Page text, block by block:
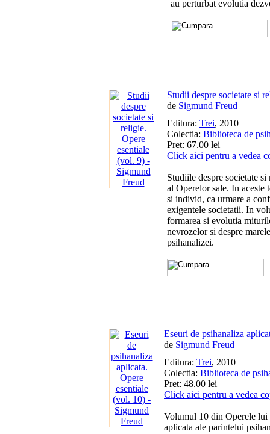
au perturbat evolutia
Studii despre societate si
de Sigmund Freud
Editura: Trei, 2010
Colectia: Biblioteca de
Pret: 67.00 lei
Click aici pentru a vedea
Studiile despre societate
al Operelor sale. In aceste
si individ, ca urmare a
exigentele societatii. In
formarea si evolutia
nevrozelor si despre
psihanalizei.
Eseuri de psihanaliza
de Sigmund Freud
Editura: Trei, 2010
Colectia: Biblioteca de
Pret: 48.00 lei
Click aici pentru a vedea
Volumul 10 din Operele lui
aplicata ale parintelui